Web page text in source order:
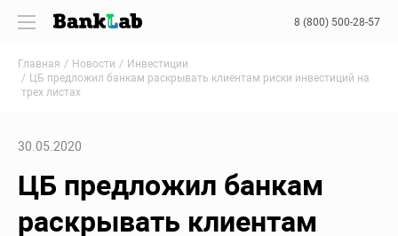
8 (800) 500-28-57
Главная Новости
Инвестиции
ЦБ предложил банкам раскрывать клиентам риски инвестиций на
трех листах
30.05.2020
ЦБ предложил банкам
раскрывать клиентам